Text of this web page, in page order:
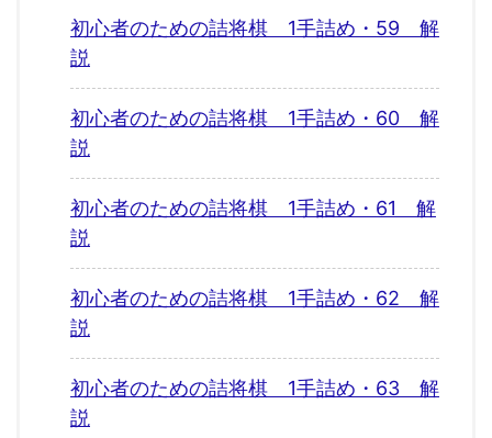
初心者のための詰将棋 1手詰め・59 解
説
初心者のための詰将棋 1手詰め・60 解
説
初心者のための詰将棋 1手詰め・61 解
説
初心者のための詰将棋 1手詰め・62 解
説
初心者のための詰将棋 1手詰め・63 解
説